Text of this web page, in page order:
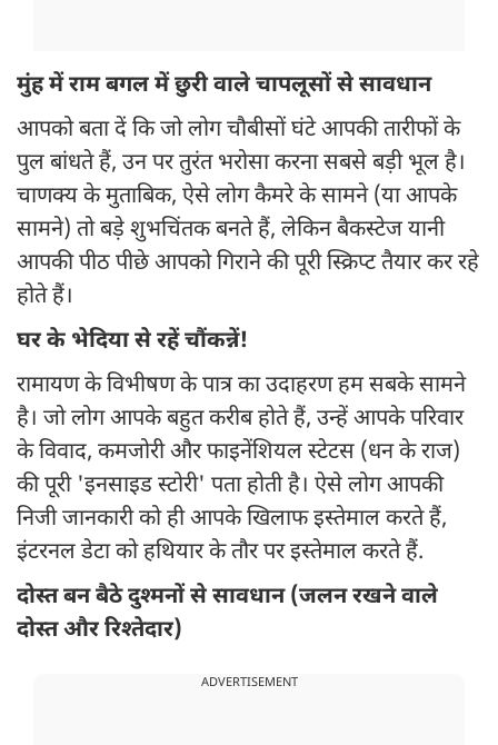
मुंह में राम बगल में छुरी वाले चापलूसों से सावधान
आपको बता दें कि जो लोग चौबीसों घंटे आपकी तारीफों के
पुल बांधते हैं, उन पर तुरंत भरोसा करना सबसे बड़ी भूल है।
चाणक्य के मुताबिक, ऐसे लोग कैमरे के सामने (या आपके
सामने) तो बड़े शुभचिंतक बनते हैं, लेकिन बैकस्टेज यानी
आपकी पीठ पीछे आपको गिराने की पूरी स्क्रिप्ट तैयार कर रहे
होते हैं।
घर के भेदिया से रहें चौंकन्नें!
रामायण के विभीषण के पात्र का उदाहरण हम सबके सामने
है। जो लोग आपके बहुत करीब होते हैं, उन्हें आपके परिवार
के विवाद, कमजोरी और फाइनेंशियल स्टेटस (धन के राज)
की पूरी 'इनसाइड स्टोरी' पता होती है। ऐसे लोग आपकी
निजी जानकारी को ही आपके खिलाफ इस्तेमाल करते हैं,
इंटरनल डेटा को हथियार के तौर पर इस्तेमाल करते हैं.
दोस्त बन बैठे दुश्मनों से सावधान (जलन रखने वाले
दोस्त और रिश्तेदार)
ADVERTISEMENT